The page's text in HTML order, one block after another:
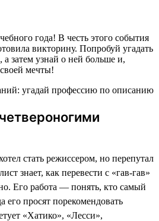
года! В честь этого события
викторину. Попробуй угадать
затем узнай о ней больше и,
мечты!
стать режиссером, но перепутал
знает, как перевести с «гав-гав»
Его работа — понять, кто самый
его просят порекомендовать
«Хатико», «Лесси»,